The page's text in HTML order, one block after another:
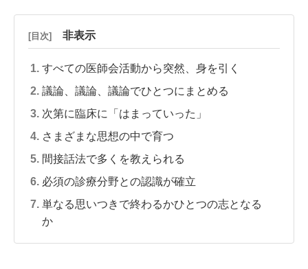
[目次] 非表示
すべての医師会活動から突然、身を引く
議論、議論、議論でひとつにまとめる
次第に臨床に「はまっていった」
さまざまな思想の中で育つ
間接話法で多くを教えられる
必須の診療分野との認識が確立
単なる思いつきで終わるかひとつの志となる
か